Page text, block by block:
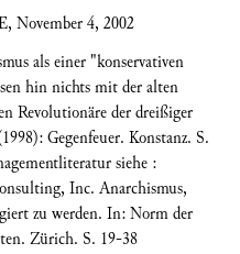
November 4, 2002
als einer "konservativen
hin nichts mit der alten
Revolutionäre der dreißiger
Gegenfeuer. Konstanz. S.
siehe :
Inc. Anarchismus,
zu werden. In: Norm der
Zürich. S. 19-38